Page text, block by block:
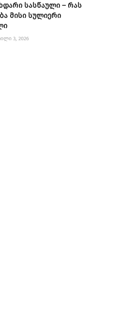
სასწაული – რას
მისი სულიერი
3, 2026